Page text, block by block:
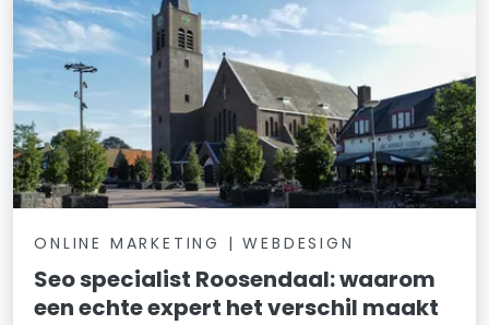
ONLINE MARKETING | WEBDESIGN
Seo specialist Roosendaal: waarom
een echte expert het verschil maakt